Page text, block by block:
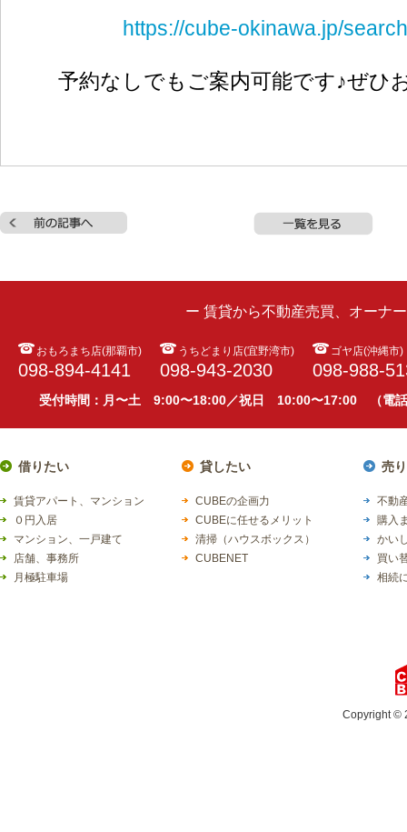
https://cube-okinawa.jp/
予約なしでもご案内可能です♪ぜひ
ー 賃貸から不動産売買、オーナ
おもろまち店(那覇市)
098-894-4141
うちどまり店(宜野湾市)
098-943-2030
ゴヤ店(沖縄市)
098-988-
受付時間：月〜土 9:00〜18:00／祝日 10:00〜17:00 （電話
借りたい
賃貸アパート、マンション
０円入居
マンション、一戸建て
店舗、事務所
月極駐車場
貸したい
CUBEの企画力
CUBEに任せるメリット
清掃（ハウスボックス）
CUBENET
売
不動
購入
かい
買い
相続
Copyright ©